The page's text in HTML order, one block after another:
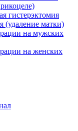
гистерэктомия
(удаление матки)
на мужских
на женских